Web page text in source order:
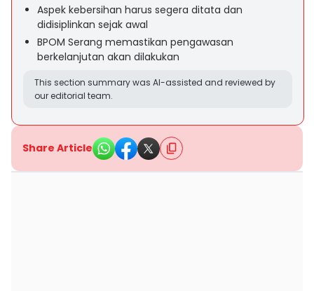
Aspek kebersihan harus segera ditata dan
didisiplinkan sejak awal
BPOM Serang memastikan pengawasan
berkelanjutan akan dilakukan
This section summary was AI-assisted and reviewed by
our editorial team.
Share Article